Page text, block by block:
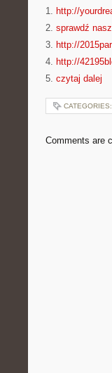
1. http://
2. sprawdź
3. http://
4. http://
5. czytaj dalej
CATEGORIES:
Comments are